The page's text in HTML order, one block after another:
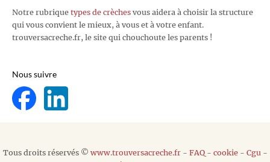
Notre rubrique types de crèches vous aidera à choisir la structure
qui vous convient le mieux, à vous et à votre enfant.
trouversacreche.fr, le site qui chouchoute les parents !
Nous suivre
Tous droits réservés © www.trouversacreche.fr- FAQ- cookie- Cgu-